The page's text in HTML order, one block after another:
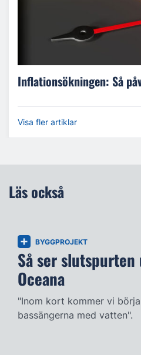
Inflationsökningen: Så
Visa fler artiklar
Läs också
BYGGPROJEKT
Så ser
Oceana
"Inom kort kommer vi
bassängerna med vatten".